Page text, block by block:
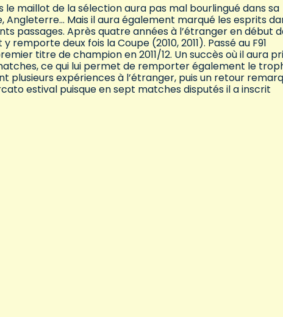
le maillot de la sélection aura pas mal bourlingué dans sa
Angleterre… Mais il aura également marqué les esprits
passages. Après quatre années à l’étranger en début
deux fois la Coupe (2010, 2011). Passé au F91
titre de champion en 2011/12. Un succès où il aura
ce qui lui permet de remporter également le
plusieurs expériences à l’étranger, puis un retour
estival puisque en sept matches disputés il a inscrit